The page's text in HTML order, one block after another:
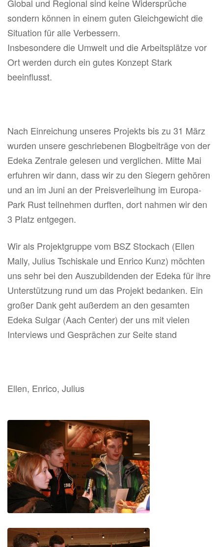
Global und Regional sind keine Widersprüche
sondern können in einem guten Gleichgewicht die
Situation für alle Verbessern.
Insbesondere die Umwelt und die Arbeitsplätze vor
Ort werden durch ein gutes Konzept Stark
beeinflusst.
Nach Einreichung unseres Projekts bis zu 31 März
wurden unsere geschriebenen Blogbeiträge von der
Edeka Zentrale gelesen und verglichen. Mitte Mai
erfuhren wir dann, dass wir zu den Siegern gehören
und an im Juni an der Preisverleihung im Europa-
Park Rust teilnehmen durften, dort nahmen wir den
3 Platz entgegen.
Wir als Projektgruppe vom BSZ Stockach (Ellen
Mally, Julius Tschiskale und Enrico Kunz) möchten
uns sehr bei den Auszubildenden der Edeka für ihre
Unterstützung rund um das Projekt bedanken. Ein
großer Dank geht außerdem an den gesamten
Edeka Sulgar (Aach Center) der uns mit vielen
Interviews und Gesprächen zur Seite stand
Ellen, Enrico, Julius